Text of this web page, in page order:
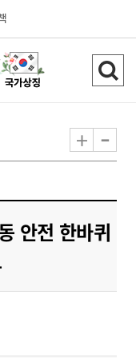
검
색
기
+ -
안전 한바퀴